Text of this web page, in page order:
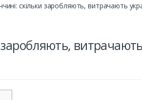
скільки заробляють, витрачають